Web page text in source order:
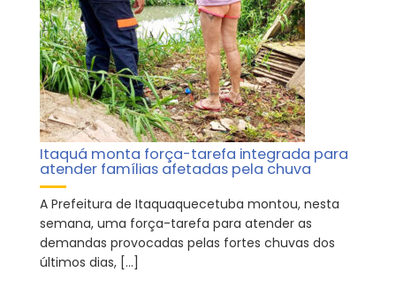
Itaquá monta força-tarefa integrada para
atender famílias afetadas pela chuva
A Prefeitura de Itaquaquecetuba montou, nesta
semana, uma força-tarefa para atender as
demandas provocadas pelas fortes chuvas dos
últimos dias, […]